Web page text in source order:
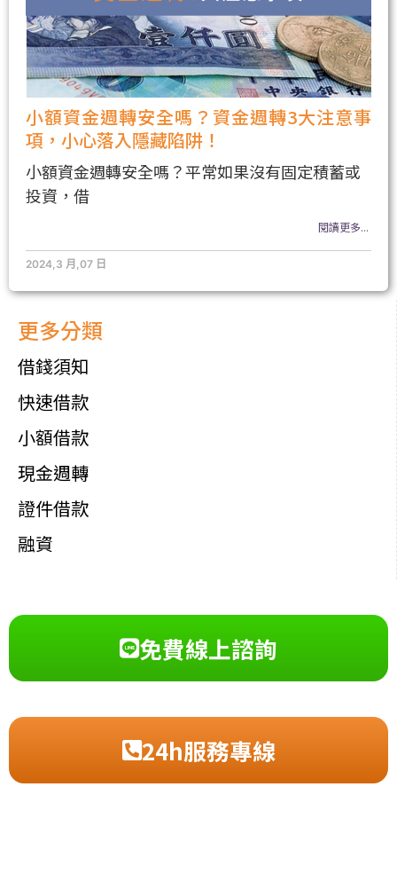
更多分類
借錢須知
快速借款
小額借款
現金週轉
證件借款
融資
小額資金週轉安全嗎？資金週轉3大注意事
項，小心落入隱藏陷阱！
小額資金週轉安全嗎？平常如果沒有固定積蓄或
投資，借
閱讀更多...
2024,3 月,07 日
免費線上諮詢
24h服務專線